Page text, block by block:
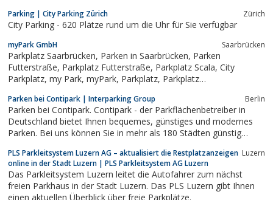
geeignetSicherheit: 60 ÜberwachsungskamerasÜber Ruftaste an
Parkautomaten - 24-Stunden...
Parking | City Parking Zürich Zürich
City Parking - 620 Plätze rund um die Uhr für Sie verfügbar
myPark GmbH Saarbrücken
Parkplatz Saarbrücken, Parken in Saarbrücken, Parken
Futterstraße, Parkplatz Futterstraße, Parkplatz Scala, City
Parkplatz, my Park, myPark, Parkplatz, Parkplatz
Parken bei Contipark | Interparking Group Berlin
Parken bei Contipark. Contipark - der Parkflächenbetreiber in
Deutschland bietet Ihnen bequemes, günstiges und modernes
Parken. Bei uns können Sie in mehr als 180 Städten günstig
München. Contipark - Ihr Anbieter für: Parkhaus, Tiefgarage,
Parkplatz,...
PLS Parkleitsystem Luzern AG – aktualisiert die Restplatzanzeigen
online in der Stadt Luzern | PLS Parkleitsystem AG Luzern
Luzern
Das Parkleitsystem Luzern leitet die Autofahrer zum nächst
freien Parkhaus in der Stadt Luzern. Das PLS Luzern gibt Ihnen
einen aktuellen Überblick über freie Parkplätze.